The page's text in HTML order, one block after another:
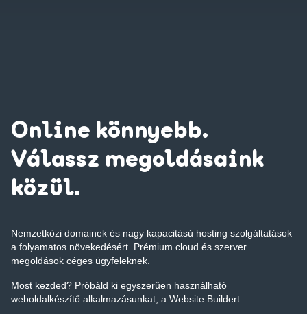
Online könnyebb.
Válassz megoldásaink
közül.
Nemzetközi domainek és nagy kapacitású hosting szolgáltatások
a folyamatos növekedésért. Prémium cloud és szerver
megoldások céges ügyfeleknek.
Most kezded? Próbáld ki egyszerűen használható
weboldalkészítő alkalmazásunkat, a Website Buildert.